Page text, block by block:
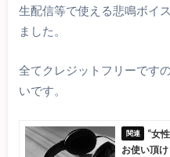
生配信等で使える悲鳴ボイ
ました。
全てクレジットフリーです
いです。
“女
お使い頂け